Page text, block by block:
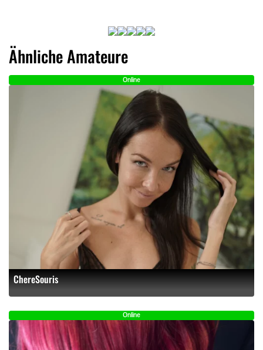
Ähnliche Amateure
Online
ChereSouris
Online